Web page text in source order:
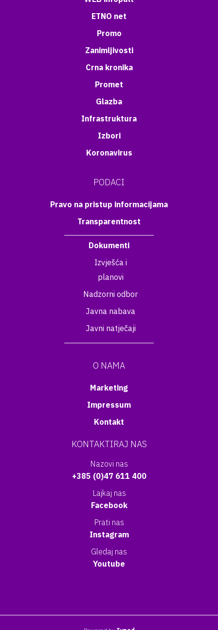
ETNO net
Promo
Zanimljivosti
Crna kronika
Promet
Glazba
Infrastruktura
Izbori
Koronavirus
PODACI
Pravo na pristup informacijama
Transparentnost
Dokumenti
Izvješća i
planovi
Nadzorni odbor
Javna nabava
Javni natječaji
O NAMA
Marketing
Impressum
Kontakt
KONTAKTIRAJ NAS
Nazovi nas
+385 (0)47 611 400
Lajkaj nas
Facebook
Prati nas
Instagram
Gledaj nas
Youtube